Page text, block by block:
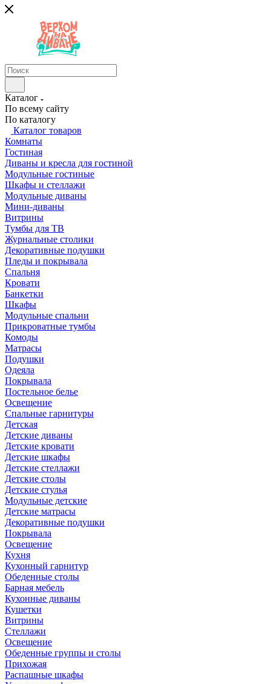
Каталог
По всему сайту
По каталогу
Каталог товаров
Комнаты
Гостиная
Диваны и кресла для гостиной
Модульные гостиные
Шкафы и стеллажи
Модульные диваны
Мини-диваны
Витрины
Тумбы для ТВ
Журнальные столики
Декоративные подушки
Пледы и покрывала
Спальня
Кровати
Банкетки
Шкафы
Модульные спальни
Прикроватные тумбы
Комоды
Матрасы
Подушки
Одеяла
Покрывала
Постельное белье
Освещение
Спальные гарнитуры
Детская
Детские диваны
Детские кровати
Детские шкафы
Детские стеллажи
Детские столы
Детские стулья
Модульные детские
Детские матрасы
Декоративные подушки
Покрывала
Освещение
Кухня
Кухонный гарнитур
Обеденные столы
Барная мебель
Кухонные диваны
Кушетки
Витрины
Стеллажи
Освещение
Обеденные группы и столы
Прихожая
Распашные шкафы